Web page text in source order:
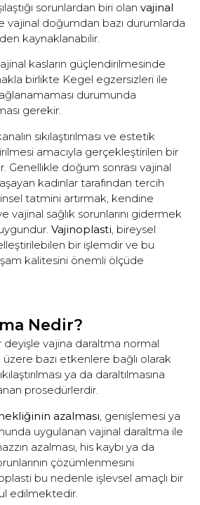
sorunlardan biri olan vajinal
vajinal doğumdan bazı durumlarda
kaynaklanabilir.
kasların güçlendirilmesinde
birlikte Kegel egzersizleri ile
durumunda
gerekir.
sıkılaştırılması ve estetik
amacıyla gerçekleştirilen bir
Genellikle doğum sonrası vajinal
kadınlar tarafından tercih
tatmini artırmak, kendine
vajinal sağlık sorunlarını gidermek
Vajinoplasti , bireysel
bir işlemdir ve bu
kalitesini önemli ölçüde
Nedir?
deyişle vajina daraltma normal
bazı etkenlere bağlı olarak
ya da daraltılmasına
prosedürlerdir.
azalması , genişlemesi ya
uygulanan vajinal daraltma ile
azalması, his kaybı ya da
çözümlenmesini
bu nedenle işlevsel amaçlı bir
edilmektedir.